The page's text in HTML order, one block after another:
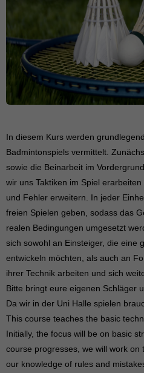
In diesem Kurs werden
Badmintonspiels vermittelt.
sowie die Beinarbeit im
wir uns Taktiken im Spiel
und Fehler erweitern. In jeder
freien Spielen geben, sodass das
realen Bedingungen umgesetzt
sich sowohl an Einsteiger, die eine
entwickeln möchten, als auch an
ihrer Technik arbeiten und sich
Bitte bringt eure eigenen Schläger
Da wir in der Uni Halle spielen
This course teaches the basic
Initially, the focus will be on basic
course progresses, we will work
our knowledge of rules and